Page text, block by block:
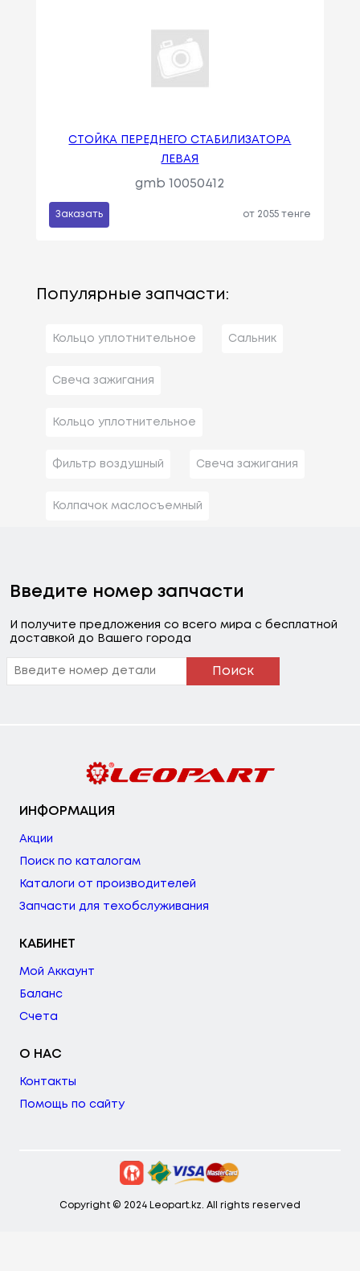
СТОЙКА ПЕРЕДНЕГО СТАБИЛИЗАТОРА
ЛЕВАЯ
gmb 10050412
Заказать от 2055 тенге
Популярные запчасти:
Кольцо уплотнительное Сальник
Свеча зажигания
Кольцо уплотнительное
Фильтр воздушный Свеча зажигания
Колпачок маслосъемный
Введите номер запчасти
И получите предложения со всего мира с бесплатной
доставкой до Вашего города
Поиск
ИНФОРМАЦИЯ
Акции
Поиск по каталогам
Каталоги от производителей
Запчасти для техобслуживания
КАБИНЕТ
Мой Аккаунт
Баланс
Счета
О НАС
Контакты
Помощь по сайту
Copyright © 2024 Leopart.kz. All rights reserved